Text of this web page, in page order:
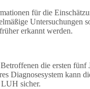
für die
Untersuchungen
erkannt werden.
die ersten
Diagnosesystem kann
LUH sicher.